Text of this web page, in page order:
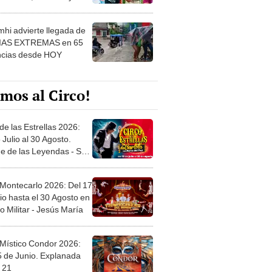
advierte llegada de
EXTREMAS en 65
desde HOY
al Circo!
las Estrellas 2026:
Julio al 30 Agosto.
de las Leyendas - San
2026: Del 17
hasta el 30 Agosto en
Militar - Jesús María
Condor 2026:
de Junio. Explanada